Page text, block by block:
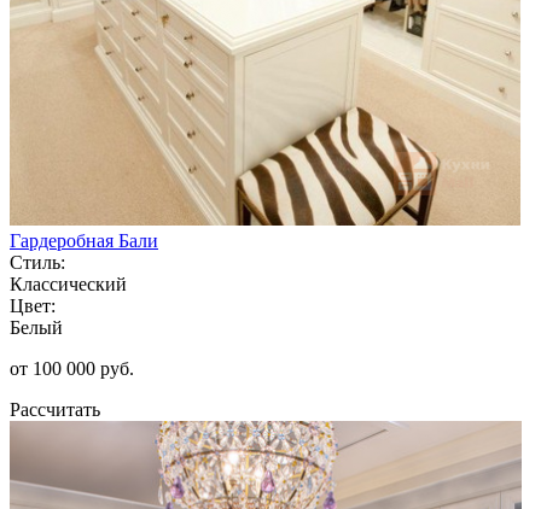
Гардеробная Бали
Стиль:
Классический
Цвет:
Белый
от 100 000 руб.
Рассчитать